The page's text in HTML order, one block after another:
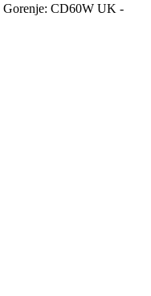
Gorenje: CD60W UK -